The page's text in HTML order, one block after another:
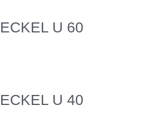
U 60
U 40